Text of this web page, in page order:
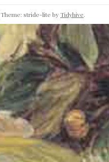
Theme: stride-lite byTidyhive.